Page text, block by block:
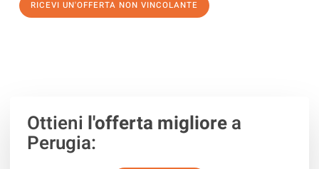
RICEVI UN'OFFERTA NON VINCOLANTE
Ottieni l'offerta migliorea
Perugia: